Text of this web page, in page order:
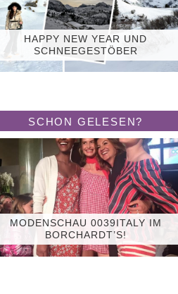
HAPPY NEW YEAR UND
SCHNEEGESTÖBER
SCHON GELESEN?
MODENSCHAU 0039ITALY IM
BORCHARDT’S!